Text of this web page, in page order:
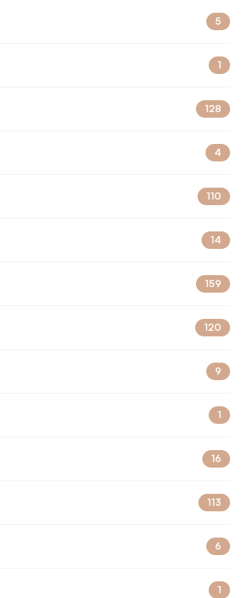
5
1
128
4
110
14
159
120
9
1
16
113
6
1